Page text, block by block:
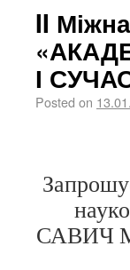
II
І
Posted on
САВИЧ